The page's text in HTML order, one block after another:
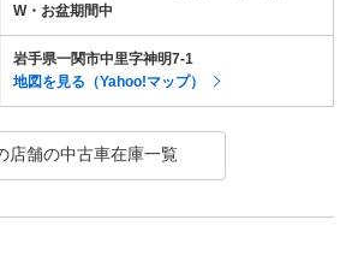
W・お盆期間中
岩手県一関市中里字神明7-1
地図を見る（Yahoo!マップ）
店舗の中古車在庫一覧